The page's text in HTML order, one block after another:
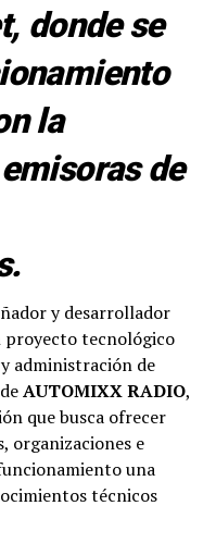
donde se
la
de
y desarrollador
proyecto tecnológico
administración de
AUTOMIXX RADIO,
que busca ofrecer
organizaciones e
una
técnicos